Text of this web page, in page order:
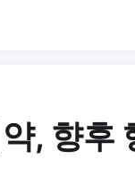
, 향후